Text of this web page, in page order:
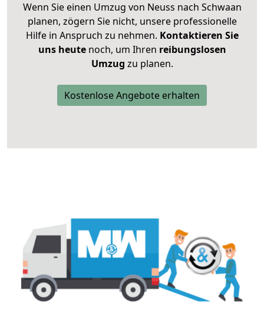
Wenn Sie einen Umzug von Neuss nach Schwaan
planen, zögern Sie nicht, unsere professionelle
Hilfe in Anspruch zu nehmen. Kontaktieren Sie
uns heutenoch, um Ihren reibungslosen
Umzug zu planen.
Kostenlose Angebote erhalten